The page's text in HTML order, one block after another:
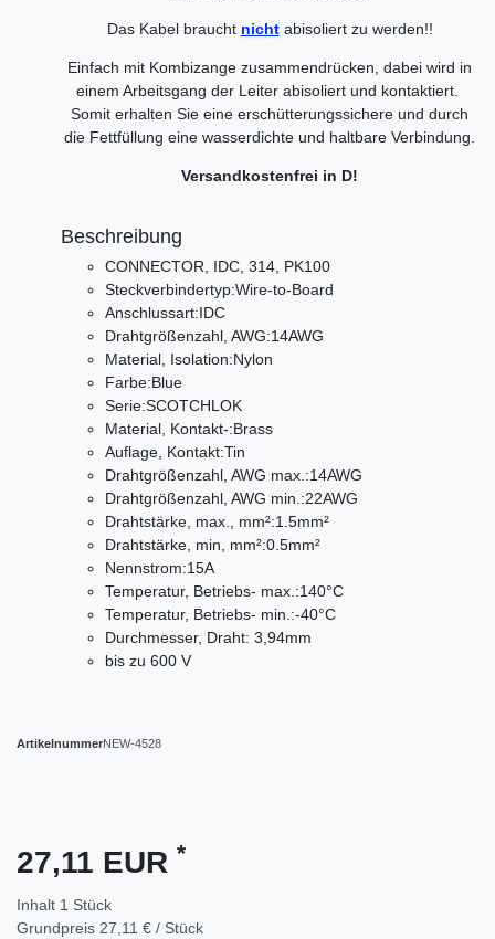
Das Kabel braucht nichtabisoliert zu werden!!
Einfach mit Kombizange zusammendrücken, dabei wird in
einem Arbeitsgang der Leiter abisoliert und kontaktiert.
Somit erhalten Sie eine erschütterungssichere und durch
die Fettfüllung eine wasserdichte und haltbare Verbindung.
Versandkostenfrei in D!
Beschreibung
CONNECTOR, IDC, 314, PK100
Steckverbindertyp:Wire-to-Board
Anschlussart:IDC
Drahtgrößenzahl, AWG:14AWG
Material, Isolation:Nylon
Farbe:Blue
Serie:SCOTCHLOK
Material, Kontakt-:Brass
Auflage, Kontakt:Tin
Drahtgrößenzahl, AWG max.:14AWG
Drahtgrößenzahl, AWG min.:22AWG
Drahtstärke, max., mm²:1.5mm²
Drahtstärke, min, mm²:0.5mm²
Nennstrom:15A
Temperatur, Betriebs- max.:140°C
Temperatur, Betriebs- min.:-40°C
Durchmesser, Draht: 3,94mm
bis zu 600 V
ArtikelnummerNEW-4528
27,11 EUR *
Inhalt 1 Stück
Grundpreis 27,11 € / Stück